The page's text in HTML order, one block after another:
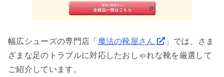
幅広シューズの専門店「 魔法の靴屋さん
」では、さま
ざまな足のトラブルに対応したおしゃれな靴を厳選して
ご紹介しています。